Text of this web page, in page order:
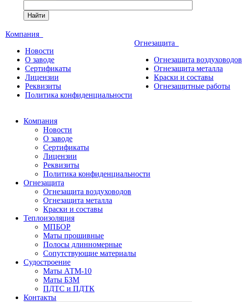
Найти
Компания
Новости
О заводе
Сертификаты
Лицензии
Реквизиты
Политика конфиденциальности
Огнезащита
Огнезащита воздуховодов
Огнезащита металла
Краски и составы
Огнезащитные работы
Компания
Новости
О заводе
Сертификаты
Лицензии
Реквизиты
Политика конфиденциальности
Огнезащита
Огнезащита воздуховодов
Огнезащита металла
Краски и составы
Теплоизоляция
МПБОР
Маты прошивные
Полосы длинномерные
Сопутствующие материалы
Судостроение
Маты АТМ-10
Маты БЗМ
ПДТС и ПДТК
Контакты